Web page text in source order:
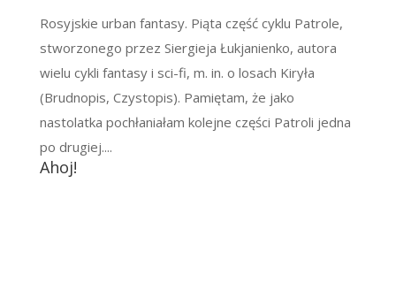
Rosyjskie urban fantasy. Piąta część cyklu Patrole,
stworzonego przez Siergieja Łukjanienko, autora
wielu cykli fantasy i sci-fi, m. in. o losach Kiryła
(Brudnopis, Czystopis). Pamiętam, że jako
nastolatka pochłaniałam kolejne części Patroli jedna
po drugiej....
Ahoj!